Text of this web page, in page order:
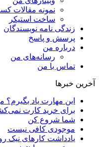
نمونه مقالات
ساخت استیکر
زندگی نامه نویسندگان
پرسش و پاسخ
درباره من
رسانه‌ها‌ی من
تماس با من
آخرین خبرها
این مهارت یاد
برای خرید کارت
شما شروع کن
موجودی کافی نیست
یادداشت کارهای نیک